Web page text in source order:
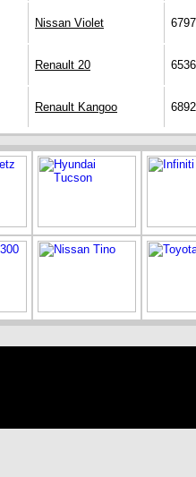
Nissan Violet
Renault 20
Renault Kangoo